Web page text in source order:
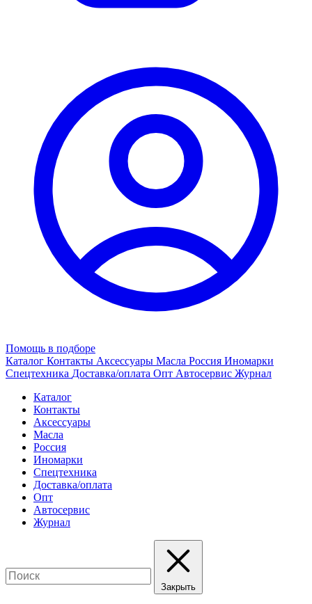
Помощь в подборе
Каталог Контакты Аксессуары Масла Россия Иномарки
Спецтехника Доставка/оплата Опт Автосервис Журнал
Каталог
Контакты
Аксессуары
Масла
Россия
Иномарки
Спецтехника
Доставка/оплата
Опт
Автосервис
Журнал
Закрыть